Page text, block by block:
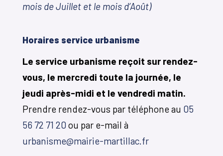
mois de Juillet et le mois d’Août)
Horaires service urbanisme
Le service urbanisme reçoit sur rendez-
vous, le mercredi toute la journée, le
jeudi après-midi et le vendredi matin.
Prendre rendez-vous par téléphone au 05
56 72 71 20 ou par e-mail à
urbanisme@mairie-martillac.fr